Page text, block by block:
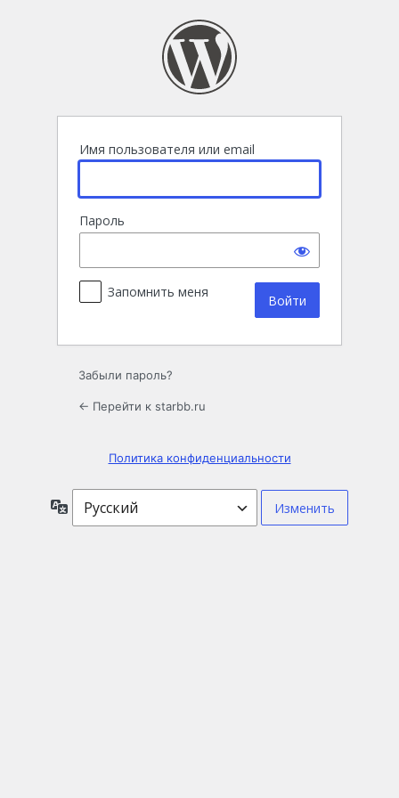
Имя пользователя или email
Пароль
Запомнить меня
Забыли пароль?
← Перейти к starbb.ru
Политика конфиденциальности
Язык